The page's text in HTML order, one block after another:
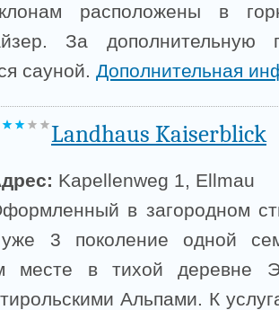
расположены в
За дополнительную
сауной. Дополнительная
Landhaus Kaiserblick
Kapellenweg 1, Ellmau
в загородном
уже 3 поколение одной
месте в тихой деревне
Альпами. К